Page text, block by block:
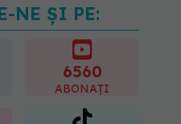
din platformele
medicale AI pot influența
medicamentelor
09.08.2026, 21:00
NE ȘI PE:
6560
ABONAȚI